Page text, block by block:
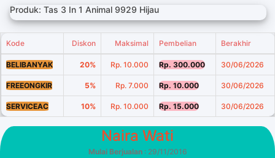
Produk: Tas 3 In 1 Animal 9929 Hijau
Kode Diskon Maksimal Pembelian Berakhir
BELIBANYAK 20% Rp. 10.000 Rp. 300.000 30/06/2026
FREEONGKIR 5% Rp. 7.000 Rp. 10.000 30/06/2026
SERVICEAC 10% Rp. 10.000 Rp. 15.000 30/06/2026
Naira Wati
Mulai Berjualan: 29/11/2016